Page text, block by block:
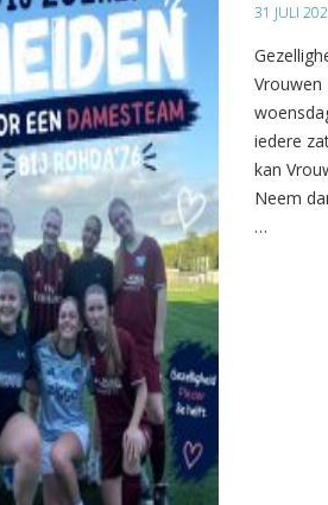
31 JULI
Vrouwen
iedere
kan
Neem
…